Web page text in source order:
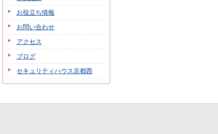
お役立ち情報
お問い合わせ
アクセス
ブログ
セキュリティハウス京都西